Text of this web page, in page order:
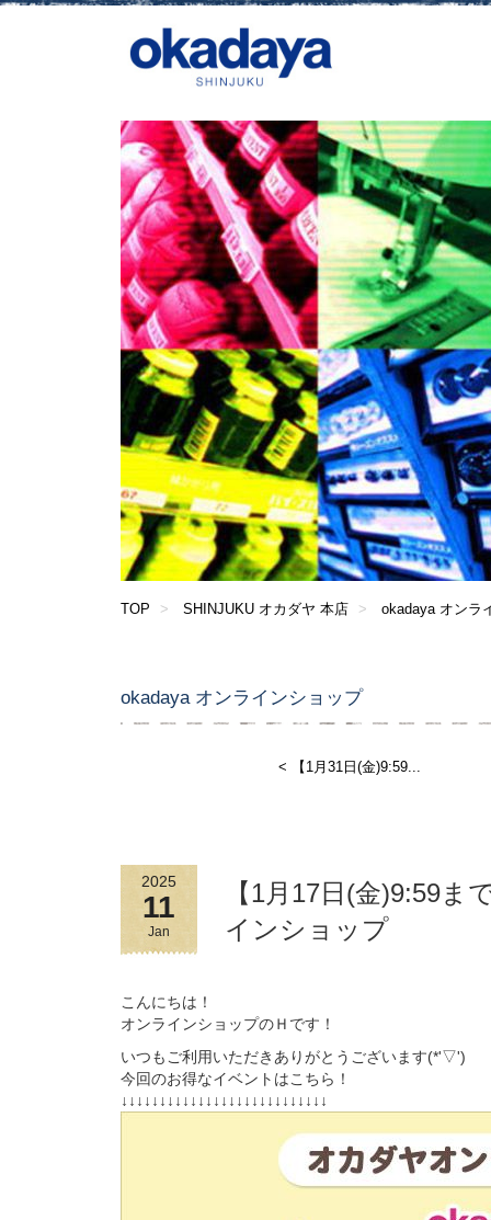
TOP SHINJUKU オカダヤ 本店 okadaya オンラ
okadaya オンラインショップ
< 【1月31日(金)9:59...
2025
11
Jan
【1月17日(金)9:59
インショップ
こんにちは！
オンラインショップのＨです！
いつもご利用いただきありがとうございます(*'▽')
今回のお得なイベントはこちら！
↓↓↓↓↓↓↓↓↓↓↓↓↓↓↓↓↓↓↓↓↓↓↓↓↓↓↓